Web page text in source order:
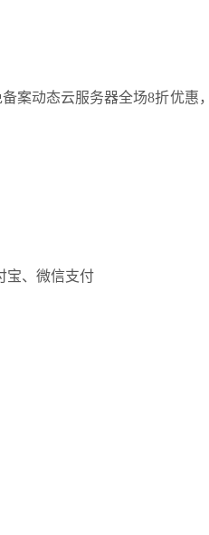
宝、微信支付